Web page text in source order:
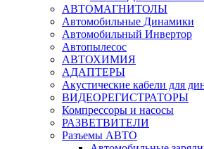
АВТОМАГНИТОЛЫ
Автомобильные Динамики
Автомобильный Инвертор
Автопылесос
АВТОХИМИЯ
АДАПТЕРЫ
Акустические кабели для
ВИДЕОРЕГИСТРАТОРЫ
Компрессоры и насосы
РАЗВЕТВИТЕЛИ
Разъемы АВТО